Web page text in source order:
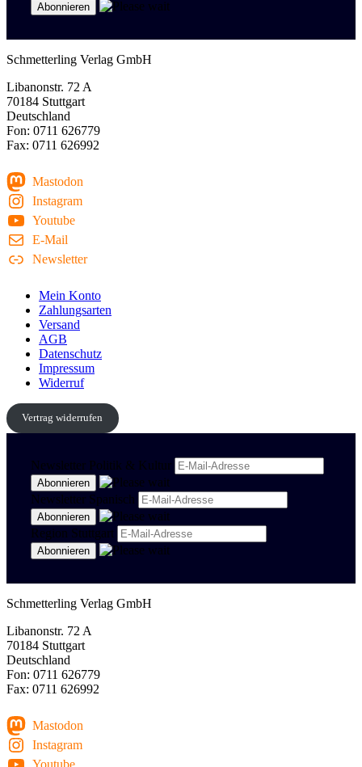
Schmetterling Verlag GmbH
Libanonstr. 72 A
70184 Stuttgart
Deutschland
Fon: 0711 626779
Fax: 0711 626992
Mastodon
Instagram
Youtube
E-Mail
Newsletter
Mein Konto
Zahlungsarten
Versand
AGB
Datenschutz
Impressum
Widerruf
Vertrag widerrufen
Newsletter Politik & Kultur
Newsletter Spanisch
Region Stuttgart
Schmetterling Verlag GmbH
Libanonstr. 72 A
70184 Stuttgart
Deutschland
Fon: 0711 626779
Fax: 0711 626992
Mastodon
Instagram